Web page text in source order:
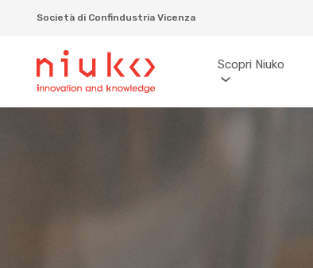
Società di Confindustria Vicenza
Scopri Niuko